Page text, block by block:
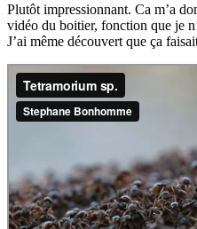
Plutôt impressionnant. Ca m’a
vidéo du boitier, fonction que je
J’ai même découvert que ça